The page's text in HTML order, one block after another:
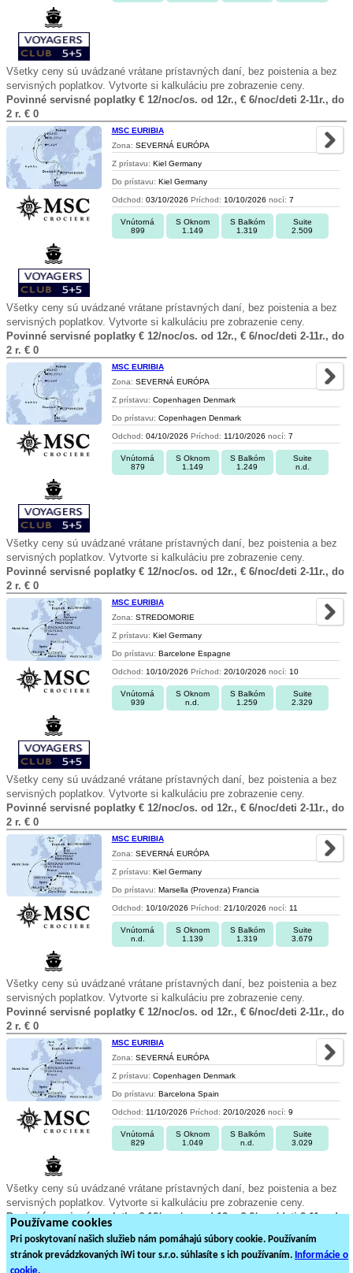
Používame cookies
Pri poskytovaní našich služieb nám pomáhajú súbory cookie. Používaním
stránok prevádzkovaných iWi tour s.r.o. súhlasíte s ich používaním. Informácie o
Všetky ceny sú uvádzané vrátane prístavných daní, bez poistenia a bez
servisných poplatkov. Vytvorte si kalkuláciu pre zobrazenie ceny.
Povinné servisné poplatky € 12/noc/os. od 12r., € 6/noc/deti 2-11r., do
2 r. € 0
MSC EURIBIA
Zona: SEVERNÁ EURÓPA
Z prístavu: Kiel Germany
Do prístavu: Kiel Germany
Odchod: 03/10/2026 Príchod: 10/10/2026 nocí: 7
Vnútorná
899
S Oknom
1.149
S Balkóm
1.319
Suite
2.509
Všetky ceny sú uvádzané vrátane prístavných daní, bez poistenia a bez
servisných poplatkov. Vytvorte si kalkuláciu pre zobrazenie ceny.
Povinné servisné poplatky € 12/noc/os. od 12r., € 6/noc/deti 2-11r., do
2 r. € 0
MSC EURIBIA
Zona: SEVERNÁ EURÓPA
Z prístavu: Copenhagen Denmark
Do prístavu: Copenhagen Denmark
Odchod: 04/10/2026 Príchod: 11/10/2026 nocí: 7
Vnútorná
879
S Oknom
1.149
S Balkóm
1.249
Suite
n.d.
Všetky ceny sú uvádzané vrátane prístavných daní, bez poistenia a bez
servisných poplatkov. Vytvorte si kalkuláciu pre zobrazenie ceny.
Povinné servisné poplatky € 12/noc/os. od 12r., € 6/noc/deti 2-11r., do
2 r. € 0
MSC EURIBIA
Zona: STREDOMORIE
Z prístavu: Kiel Germany
Do prístavu: Barcelone Espagne
Odchod: 10/10/2026 Príchod: 20/10/2026 nocí: 10
Vnútorná
939
S Oknom
n.d.
S Balkóm
1.259
Suite
2.329
Všetky ceny sú uvádzané vrátane prístavných daní, bez poistenia a bez
servisných poplatkov. Vytvorte si kalkuláciu pre zobrazenie ceny.
Povinné servisné poplatky € 12/noc/os. od 12r., € 6/noc/deti 2-11r., do
2 r. € 0
MSC EURIBIA
Zona: SEVERNÁ EURÓPA
Z prístavu: Kiel Germany
Do prístavu: Marsella (Provenza) Francia
Odchod: 10/10/2026 Príchod: 21/10/2026 nocí: 11
Vnútorná
n.d.
S Oknom
1.139
S Balkóm
1.319
Suite
3.679
Všetky ceny sú uvádzané vrátane prístavných daní, bez poistenia a bez
servisných poplatkov. Vytvorte si kalkuláciu pre zobrazenie ceny.
Povinné servisné poplatky € 12/noc/os. od 12r., € 6/noc/deti 2-11r., do
2 r. € 0
MSC EURIBIA
Zona: SEVERNÁ EURÓPA
Z prístavu: Copenhagen Denmark
Do prístavu: Barcelona Spain
Odchod: 11/10/2026 Príchod: 20/10/2026 nocí: 9
Vnútorná
829
S Oknom
1.049
S Balkóm
n.d.
Suite
3.029
Všetky ceny sú uvádzané vrátane prístavných daní, bez poistenia a bez
servisných poplatkov. Vytvorte si kalkuláciu pre zobrazenie ceny.
Povinné servisné poplatky € 12/noc/os. od 12r., € 6/noc/deti 2-11r., do
1 2 3 4 5 6 7 8 9